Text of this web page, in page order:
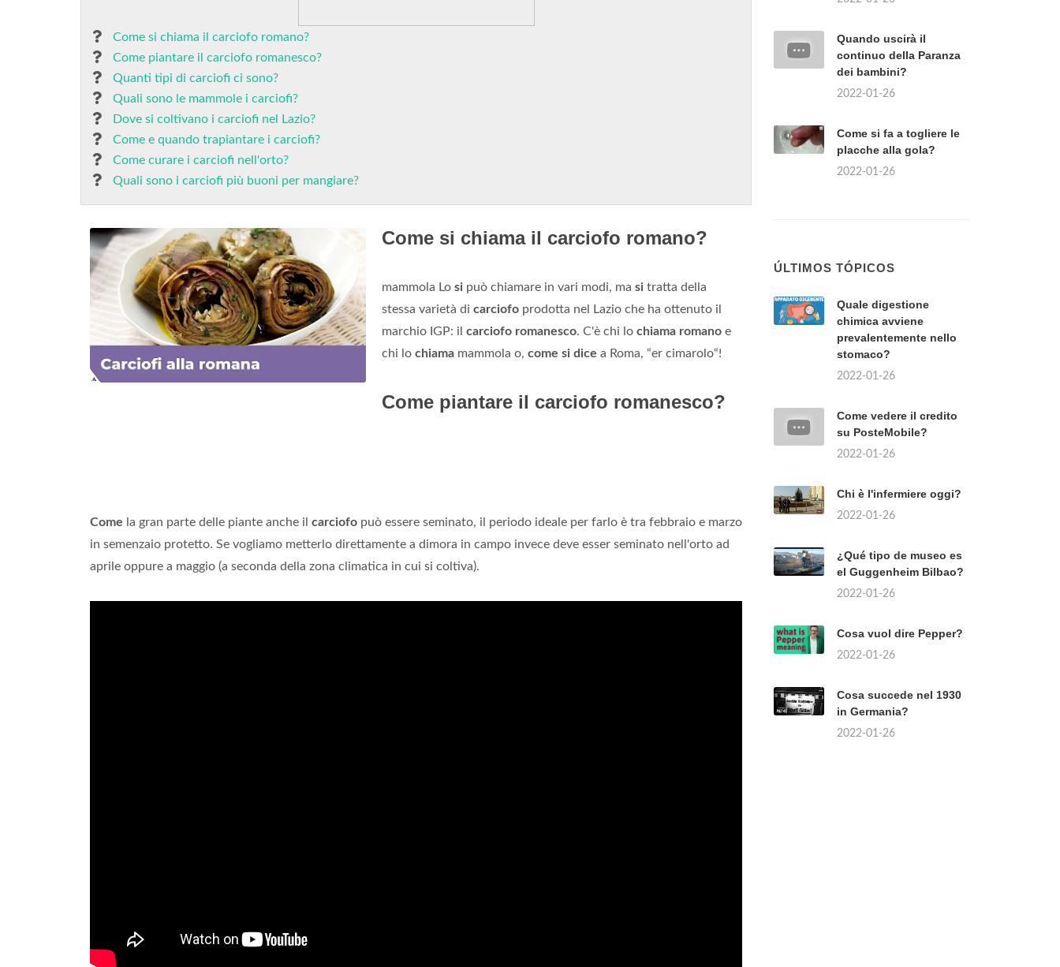
Come si chiama il carciofo romano?
Come piantare il carciofo romanesco?
Quanti tipi di carciofi ci sono?
Quali sono le mammole i carciofi?
Dove si coltivano i carciofi nel Lazio?
Come e quando trapiantare i carciofi?
Come curare i carciofi nell'orto?
Quali sono i carciofi più buoni per mangiare?
Come si chiama il carciofo romano?
mammola Lo si può chiamare in vari modi, ma si tratta della
stessa varietà di carciofo prodotta nel Lazio che ha ottenuto il
marchio IGP: il carciofo romanesco. C'è chi lo chiama romano e
chi lo chiama mammola o, come si dice a Roma, “er cimarolo“!
Come piantare il carciofo romanesco?
Come la gran parte delle piante anche il carciofo può essere seminato, il periodo ideale per farlo è tra febbraio e marzo
in semenzaio protetto. Se vogliamo metterlo direttamente a dimora in campo invece deve esser seminato nell'orto ad
aprile oppure a maggio (a seconda della zona climatica in cui si coltiva).
Quando uscirà il
continuo della Paranza
dei bambini?
2022-01-26
Come si fa a togliere le
placche alla gola?
2022-01-26
ÚLTIMOS TÓPICOS
Quale digestione
chimica avviene
prevalentemente nello
stomaco?
2022-01-26
Come vedere il credito
su PosteMobile?
2022-01-26
Chi è l'infermiere oggi?
2022-01-26
¿Qué tipo de museo es
el Guggenheim Bilbao?
2022-01-26
Cosa vuol dire Pepper?
2022-01-26
Cosa succede nel 1930
in Germania?
2022-01-26